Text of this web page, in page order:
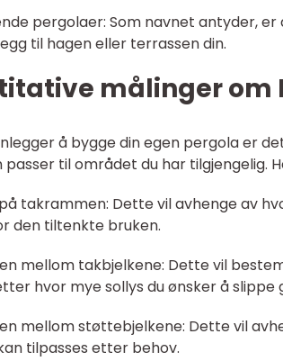
pergolaer: Som navnet antyder,
til hagen eller terrassen din.
målinger om
å bygge din egen pergola er
til området du har tilgjengelig.
takrammen: Dette vil avhenge av
den tiltenkte bruken.
mellom takbjelkene: Dette vil
hvor mye sollys du ønsker å slippe
mellom støttebjelkene: Dette vil
tilpasses etter behov.